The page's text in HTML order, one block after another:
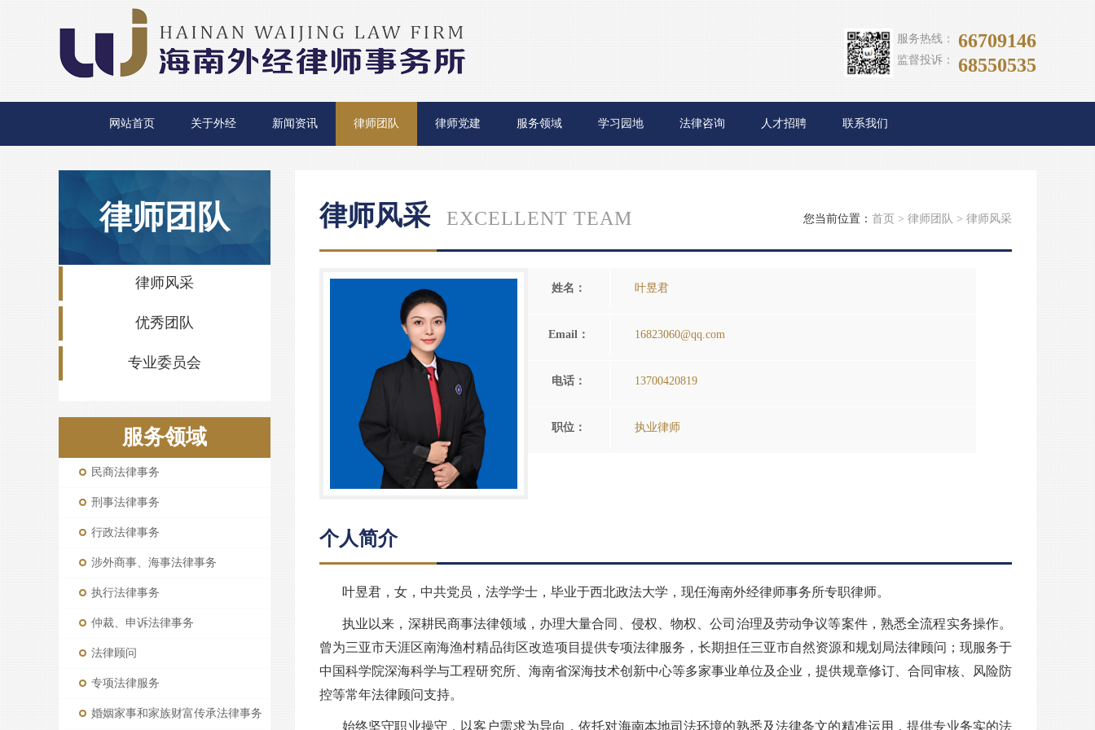
服务热线：
监督投诉：
66709146
68550535
网站首页 关于外经 新闻资讯 律师团队 律师党建 服务领域 学习园地 法律咨询 人才招聘 联系我们
律师团队
律师风采
优秀团队
专业委员会
服务领域
民商法律事务
刑事法律事务
行政法律事务
涉外商事、海事法律事务
执行法律事务
仲裁、申诉法律事务
法律顾问
专项法律服务
婚姻家事和家族财富传承法律事务
律师风采 EXCELLENT TEAM 您当前位置： 首页 > 律师团队 > 律师风采
姓名： 叶昱君
Email： 16823060@qq.com
电话： 13700420819
职位： 执业律师
个人简介
叶昱君，女，中共党员，法学学士，毕业于西北政法大学，现任海南外经律师事务所专职律师。
执业以来，深耕民商事法律领域，办理大量合同、侵权、物权、公司治理及劳动争议等案件，熟悉全流程实务操作。
曾为三亚市天涯区南海渔村精品街区改造项目提供专项法律服务，长期担任三亚市自然资源和规划局法律顾问；现服务于
中国科学院深海科学与工程研究所、海南省深海技术创新中心等多家事业单位及企业，提供规章修订、合同审核、风险防
控等常年法律顾问支持。
始终坚守职业操守，以客户需求为导向，依托对海南本地司法环境的熟悉及法律条文的精准运用，提供专业务实的法